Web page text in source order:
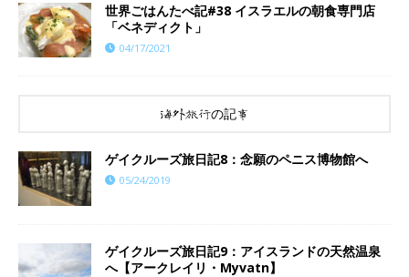
世界ごはんたべ記#38 イスラエルの朝食専門店
「ベネディクト」
04/17/2021
海外旅行の記事
ゲイクルーズ旅日記8：念願のペニス博物館へ
05/24/2019
ゲイクルーズ旅日記9：アイスランドの天然温泉
へ【アークレイリ・Myvatn】